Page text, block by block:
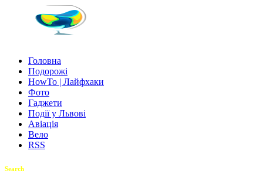
Головна
Подорожі
HowTo | Лайфхаки
Фото
Гаджети
Події у Львові
Авіація
Вело
RSS
Search